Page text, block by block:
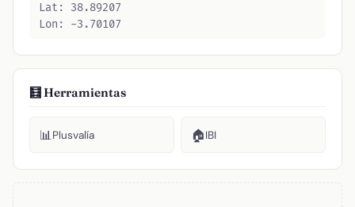
Lat: 38.89207
Lon: -3.70107
🧮 Herramientas
📊Plusvalía 🏠IBI